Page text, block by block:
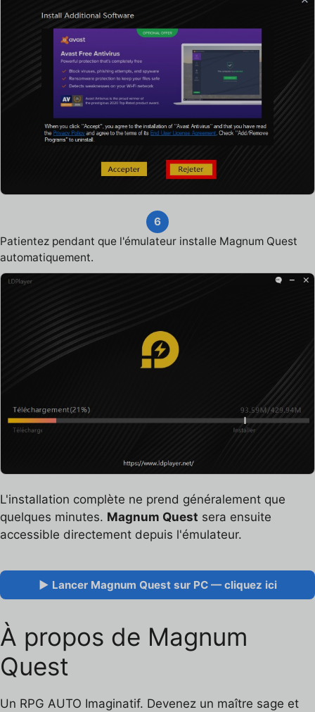
6
Patientez pendant que l'émulateur installe Magnum Quest
automatiquement.
L'installation complète ne prend généralement que
quelques minutes. Magnum Quest sera ensuite
accessible directement depuis l'émulateur.
▶ Lancer Magnum Quest sur PC — cliquez ici
À propos de Magnum
Quest
Un RPG AUTO Imaginatif. Devenez un maître sage et